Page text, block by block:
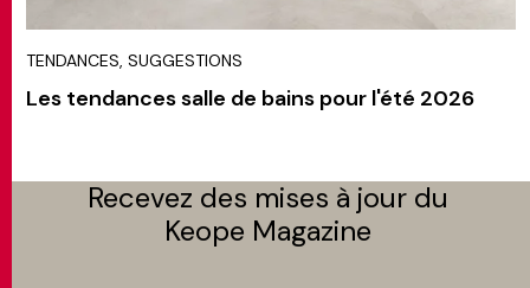
TENDANCES, SUGGESTIONS
Les tendances salle de bains pour l'été 2026
Recevez des mises à jour du
Keope Magazine